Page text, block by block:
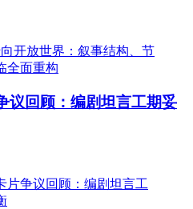
议回顾：编剧坦言工期妥